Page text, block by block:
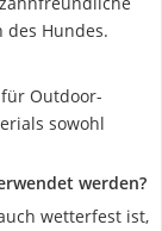
des Hundes.
Outdoor-
sowohl
werden?
wetterfest ist,